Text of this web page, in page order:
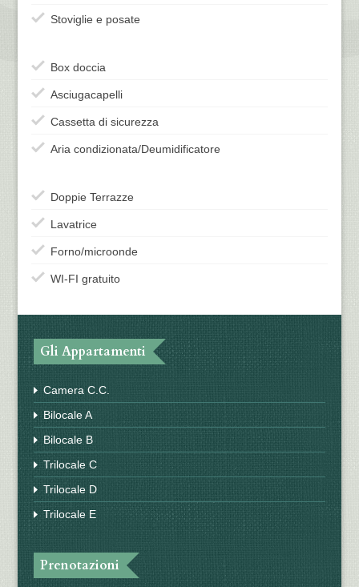
Stoviglie e posate
Box doccia
Asciugacapelli
Cassetta di sicurezza
Aria condizionata/Deumidificatore
Doppie Terrazze
Lavatrice
Forno/microonde
WI-FI gratuito
Gli Appartamenti
Camera C.C.
Bilocale A
Bilocale B
Trilocale C
Trilocale D
Trilocale E
Prenotazioni